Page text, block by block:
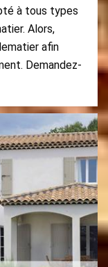
à tous types
Alors,
afin
Demandez-